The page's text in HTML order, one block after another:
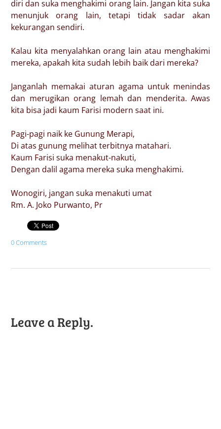
diri dan suka menghakimi orang lain. Jangan kita suka
menunjuk orang lain, tetapi tidak sadar akan
kekurangan sendiri.
Kalau kita menyalahkan orang lain atau menghakimi
mereka, apakah kita sudah lebih baik dari mereka?
Janganlah memakai aturan agama untuk menindas
dan merugikan orang lemah dan menderita. Awas
kita bisa jadi kaum Farisi modern saat ini.
Pagi-pagi naik ke Gunung Merapi,
Di atas gunung melihat terbitnya matahari.
Kaum Farisi suka menakut-nakuti,
Dengan dalil agama mereka suka menghakimi.
Wonogiri, jangan suka menakuti umat
Rm. A. Joko Purwanto, Pr
0 Comments
Leave a Reply.